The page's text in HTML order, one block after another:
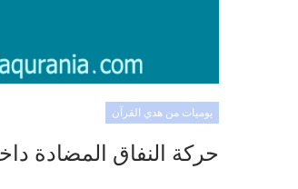
يوميات من هدي القرآن
حركة النفاق المضادة